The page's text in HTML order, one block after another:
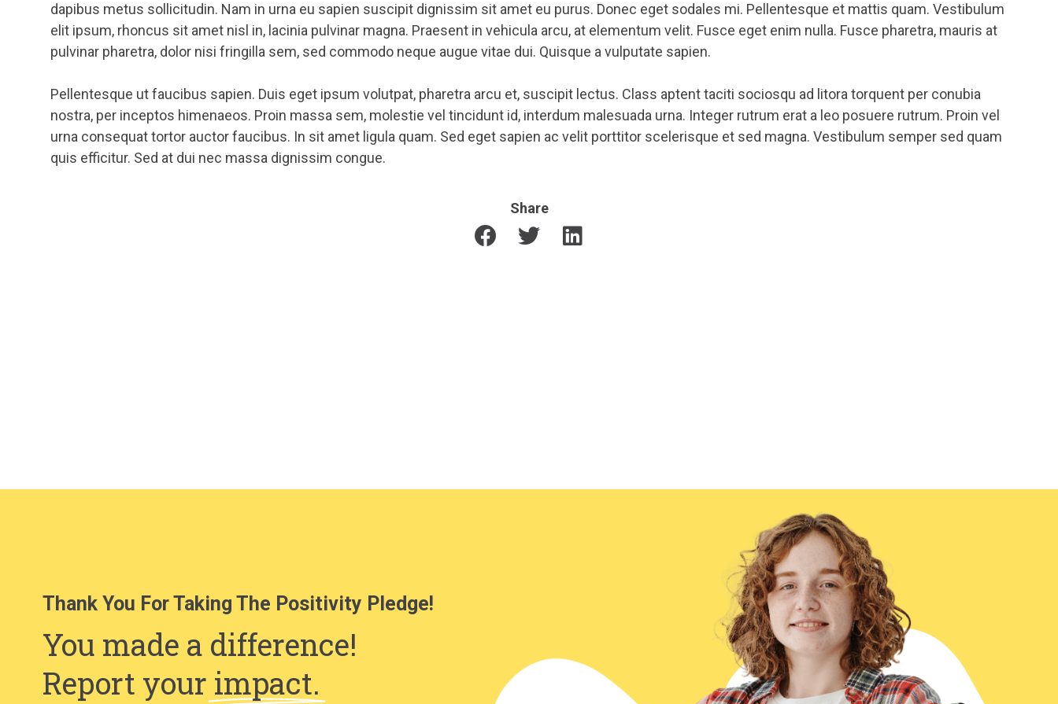
dapibus metus sollicitudin. Nam in urna eu sapien suscipit dignissim sit amet eu purus. Donec eget sodales mi. Pellentesque et mattis quam. Vestibulum
elit ipsum, rhoncus sit amet nisl in, lacinia pulvinar magna. Praesent in vehicula arcu, at elementum velit. Fusce eget enim nulla. Fusce pharetra, mauris at
pulvinar pharetra, dolor nisi fringilla sem, sed commodo neque augue vitae dui. Quisque a vulputate sapien.
Pellentesque ut faucibus sapien. Duis eget ipsum volutpat, pharetra arcu et, suscipit lectus. Class aptent taciti sociosqu ad litora torquent per conubia
nostra, per inceptos himenaeos. Proin massa sem, molestie vel tincidunt id, interdum malesuada urna. Integer rutrum erat a leo posuere rutrum. Proin vel
urna consequat tortor auctor faucibus. In sit amet ligula quam. Sed eget sapien ac velit porttitor scelerisque et sed magna. Vestibulum semper sed quam
quis efficitur. Sed at dui nec massa dignissim congue.
Share
Thank You For Taking The Positivity Pledge!
You made a difference!
Report your impact.